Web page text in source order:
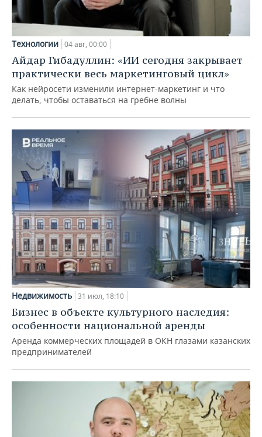
Технологии 04 авг, 00:00
Айдар Гибадуллин: «ИИ сегодня закрывает
практически весь маркетинговый цикл»
Как нейросети изменили интернет-маркетинг и что
делать, чтобы оставаться на гребне волны
Недвижимость 31 июл, 18:10
Бизнес в объекте культурного наследия:
особенности национальной аренды
Аренда коммерческих площадей в ОКН глазами казанских
предпринимателей